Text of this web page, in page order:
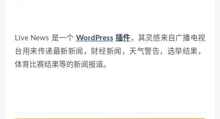
Live News 是一个 WordPress 插件 ，其灵感来自广播电视
台用来传递最新新闻，财经新闻，天气警告，选举结果，
体育比赛结果等的新闻报道。